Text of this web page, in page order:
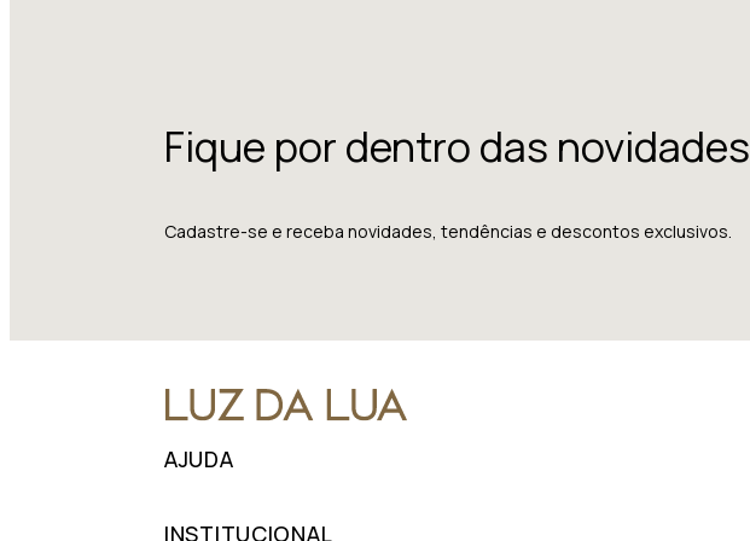
Fique por dentro das novidades
Cadastre-se e receba novidades, tendências e descontos exclusivos.
AJUDA
INSTITUCIONAL